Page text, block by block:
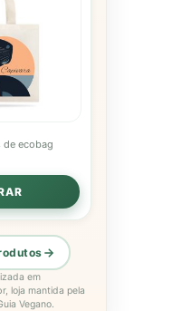
de ecobag
em
loja mantida pela
Vegano.